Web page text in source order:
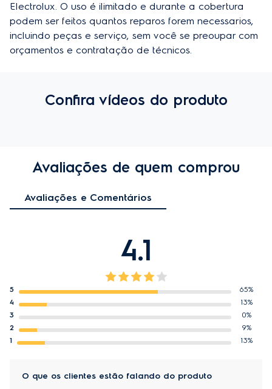
Electrolux. O uso é ilimitado e durante a cobertura
podem ser feitos quantos reparos forem necessarios,
incluindo peças e serviço, sem você se preoupar com
orçamentos e contratação de técnicos.
Confira vídeos do produto
Avaliações de quem comprou
Avaliações e Comentários
4.1
5
65%
4
13%
3
0%
2
9%
1
13%
O que os clientes estão falando do produto